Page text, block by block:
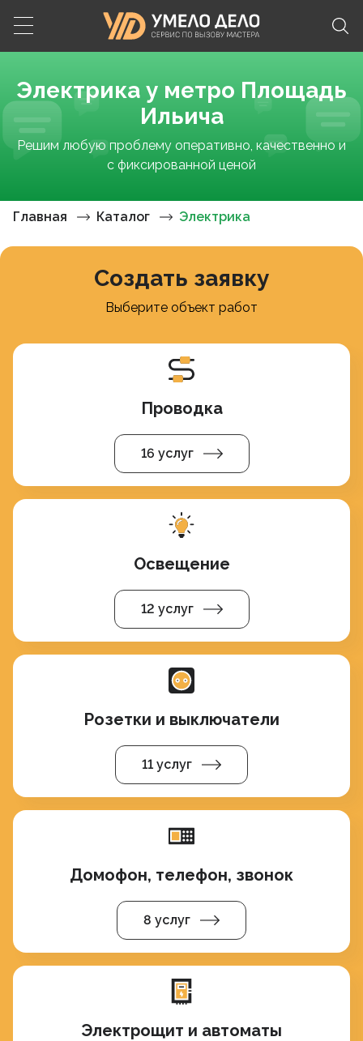
Электрика у метро Площадь
Ильича
Решим любую проблему оперативно, качественно и
с фиксированной ценой
Главная Каталог Электрика
Создать заявку
Выберите объект работ
Проводка
16 услуг
Освещение
12 услуг
Розетки и выключатели
11 услуг
Домофон, телефон, звонок
8 услуг
Электрощит и автоматы